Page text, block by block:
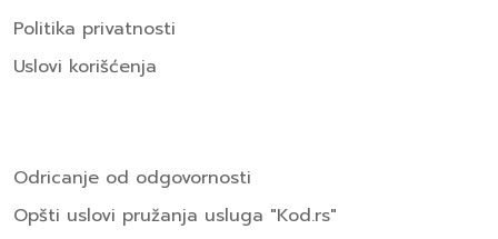
Politika privatnosti
Uslovi korišćenja
Odricanje od odgovornosti
Opšti uslovi pružanja usluga "Kod.rs"